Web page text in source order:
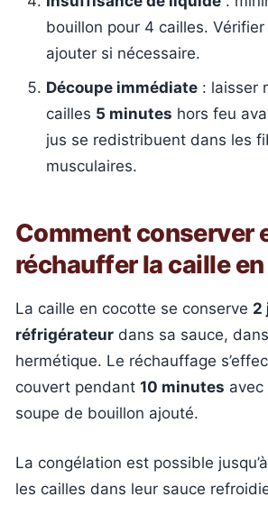
bouillon pour 4 cailles.
ajouter si nécessaire.
Découpe immédiate : laisser
cailles 5 minutes hors feu
jus se redistribuent dans les
musculaires.
Comment conserver
réchauffer la caille
La caille en cocotte se conserve 2
réfrigérateur dans sa sauce,
hermétique. Le réchauffage
couvert pendant 10 minutes avec
soupe de bouillon ajouté.
La congélation est possible jusqu’à
les cailles dans leur sauce